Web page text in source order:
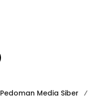
Pedoman Media Siber